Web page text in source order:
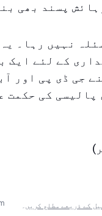
پسند بھی
نہیں رہا۔
کے لئے ایک
جی ڈی پی اور
کی حکمت
کے ذریعے مطلع کریں۔